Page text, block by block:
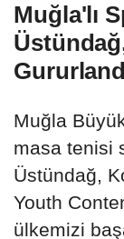
Muğla'lı
Muğla
masa tenisi
Üstündağ,
Youth
ülkemizi